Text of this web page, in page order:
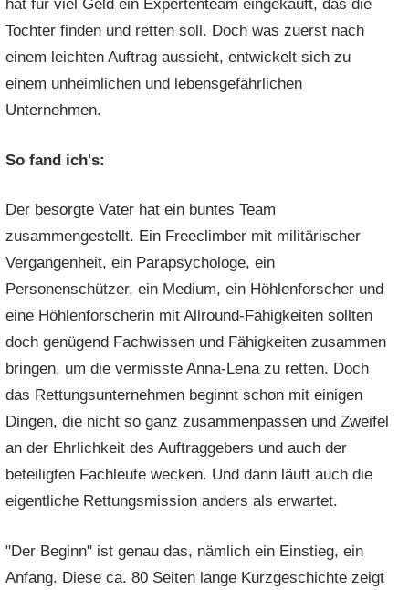
hat für viel Geld ein Expertenteam eingekauft, das die
Tochter finden und retten soll. Doch was zuerst nach
einem leichten Auftrag aussieht, entwickelt sich zu
einem unheimlichen und lebensgefährlichen
Unternehmen.
So fand ich's:
Der besorgte Vater hat ein buntes Team
zusammengestellt. Ein Freeclimber mit militärischer
Vergangenheit, ein Parapsychologe, ein
Personenschützer, ein Medium, ein Höhlenforscher und
eine Höhlenforscherin mit Allround-Fähigkeiten sollten
doch genügend Fachwissen und Fähigkeiten zusammen
bringen, um die vermisste Anna-Lena zu retten. Doch
das Rettungsunternehmen beginnt schon mit einigen
Dingen, die nicht so ganz zusammenpassen und Zweifel
an der Ehrlichkeit des Auftraggebers und auch der
beteiligten Fachleute wecken. Und dann läuft auch die
eigentliche Rettungsmission anders als erwartet.
"Der Beginn" ist genau das, nämlich ein Einstieg, ein
Anfang. Diese ca. 80 Seiten lange Kurzgeschichte zeigt